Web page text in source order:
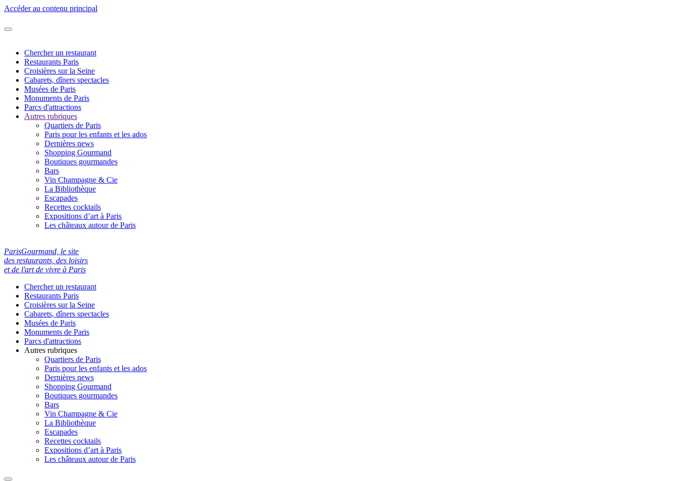
Accéder au contenu principal
Chercher un restaurant
Restaurants Paris
Croisières sur la Seine
Cabarets, dîners spectacles
Musées de Paris
Monuments de Paris
Parcs d'attractions
Autres rubriques
Quartiers de Paris
Paris pour les enfants et les ados
Dernières news
Shopping Gourmand
Boutiques gourmandes
Bars
Vin Champagne & Cie
La Bibliothèque
Escapades
Recettes cocktails
Expositions d’art à Paris
Les châteaux autour de Paris
ParisGourmand, le site
des restaurants, des loisirs
et de l'art de vivre à Paris
Chercher un restaurant
Restaurants Paris
Croisières sur la Seine
Cabarets, dîners spectacles
Musées de Paris
Monuments de Paris
Parcs d'attractions
Autres rubriques
Quartiers de Paris
Paris pour les enfants et les ados
Dernières news
Shopping Gourmand
Boutiques gourmandes
Bars
Vin Champagne & Cie
La Bibliothèque
Escapades
Recettes cocktails
Expositions d’art à Paris
Les châteaux autour de Paris